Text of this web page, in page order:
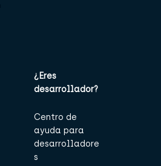
¿Eres
desarrollador?
Centro de
ayuda para
desarrolladore
s